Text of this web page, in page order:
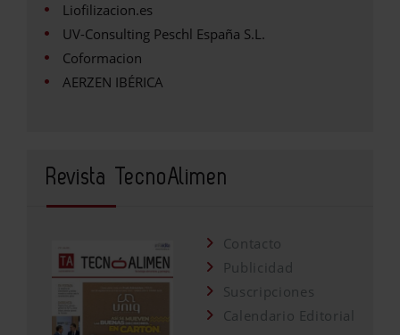
Liofilizacion.es
UV-Consulting Peschl España S.L.
Coformacion
AERZEN IBÉRICA
Revista TecnoAlimen
Contacto
Publicidad
Suscripciones
Calendario Editorial